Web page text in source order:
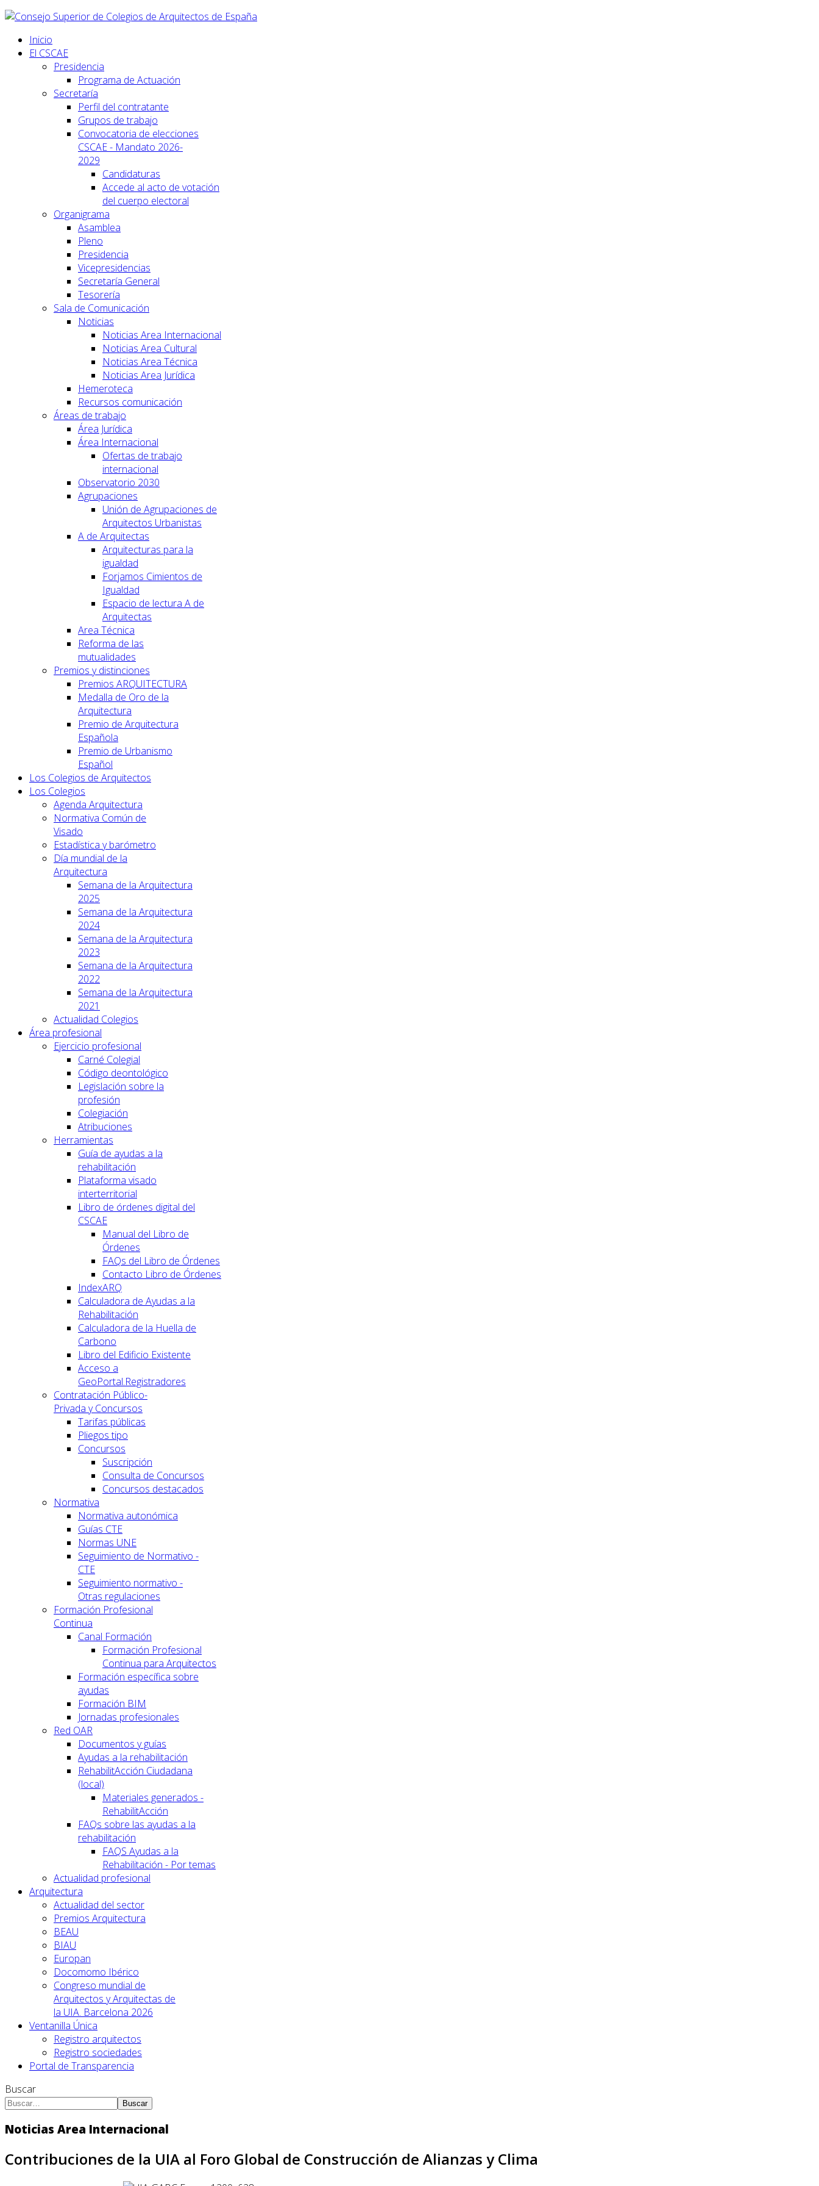
Inicio
El CSCAE
Presidencia
Programa de Actuación
Secretaría
Perfil del contratante
Grupos de trabajo
Convocatoria de elecciones
CSCAE - Mandato 2026-
2029
Candidaturas
Accede al acto de votación
del cuerpo electoral
Organigrama
Asamblea
Pleno
Presidencia
Vicepresidencias
Secretaría General
Tesorería
Sala de Comunicación
Noticias
Noticias Area Internacional
Noticias Area Cultural
Noticias Area Técnica
Noticias Area Jurídica
Hemeroteca
Recursos comunicación
Áreas de trabajo
Área Jurídica
Área Internacional
Ofertas de trabajo
internacional
Observatorio 2030
Agrupaciones
Unión de Agrupaciones de
Arquitectos Urbanistas
A de Arquitectas
Arquitecturas para la
igualdad
Forjamos Cimientos de
Igualdad
Espacio de lectura A de
Arquitectas
Area Técnica
Reforma de las
mutualidades
Premios y distinciones
Premios ARQUITECTURA
Medalla de Oro de la
Arquitectura
Premio de Arquitectura
Española
Premio de Urbanismo
Español
Los Colegios de Arquitectos
Los Colegios
Agenda Arquitectura
Normativa Común de
Visado
Estadística y barómetro
Día mundial de la
Arquitectura
Semana de la Arquitectura
2025
Semana de la Arquitectura
2024
Semana de la Arquitectura
2023
Semana de la Arquitectura
2022
Semana de la Arquitectura
2021
Actualidad Colegios
Área profesional
Ejercicio profesional
Carné Colegial
Código deontológico
Legislación sobre la
profesión
Colegiación
Atribuciones
Herramientas
Guía de ayudas a la
rehabilitación
Plataforma visado
interterritorial
Libro de órdenes digital del
CSCAE
Manual del Libro de
Órdenes
FAQs del Libro de Órdenes
Contacto Libro de Órdenes
IndexARQ
Calculadora de Ayudas a la
Rehabilitación
Calculadora de la Huella de
Carbono
Libro del Edificio Existente
Acceso a
GeoPortal.Registradores
Contratación Público-
Privada y Concursos
Tarifas públicas
Pliegos tipo
Concursos
Suscripción
Consulta de Concursos
Concursos destacados
Normativa
Normativa autonómica
Guías CTE
Normas UNE
Seguimiento de Normativo -
CTE
Seguimiento normativo -
Otras regulaciones
Formación Profesional
Continua
Canal Formación
Formación Profesional
Continua para Arquitectos
Formación específica sobre
ayudas
Formación BIM
Jornadas profesionales
Red OAR
Documentos y guías
Ayudas a la rehabilitación
RehabilitAcción Ciudadana
(local)
Materiales generados -
RehabilitAcción
FAQs sobre las ayudas a la
rehabilitación
FAQS Ayudas a la
Rehabilitación - Por temas
Actualidad profesional
Arquitectura
Actualidad del sector
Premios Arquitectura
BEAU
BIAU
Europan
Docomomo Ibérico
Congreso mundial de
Arquitectos y Arquitectas de
la UIA. Barcelona 2026
Ventanilla Única
Registro arquitectos
Registro sociedades
Portal de Transparencia
Buscar
Buscar
Noticias Area Internacional
Contribuciones de la UIA al Foro Global de Construcción de Alianzas y Clima